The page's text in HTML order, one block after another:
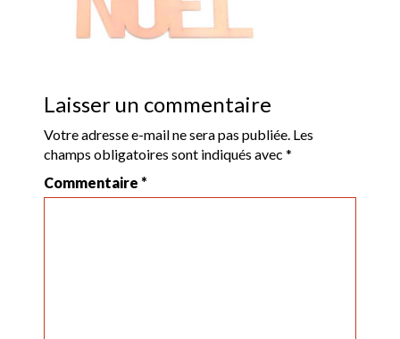
Laisser un commentaire
Votre adresse e-mail ne sera pas publiée. Les
champs obligatoires sont indiqués avec*
Commentaire*